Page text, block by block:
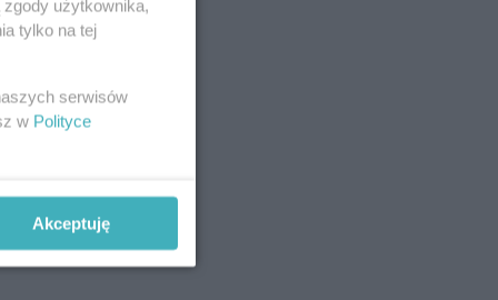
użytkownika,
tylko na tej
serwisów
w Polityce
Akceptuję